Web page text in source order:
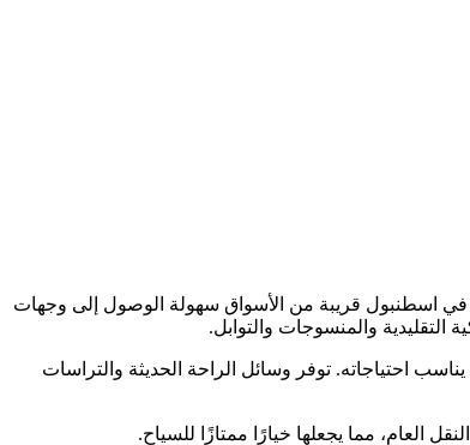
في اسطنبول قريبة من الأسواق سهولة الوصول إلى وجهات
التقليدية والمنسوجات والتوابل.
فئة 5 نجوم، مما يضمن لكل مسافر العثور على مكان يناسب احتياجاته. توفر وسائل الراحة الحديثة والتراسات
العام، مما يجعلها خيارًا ممتازًا للسياح.